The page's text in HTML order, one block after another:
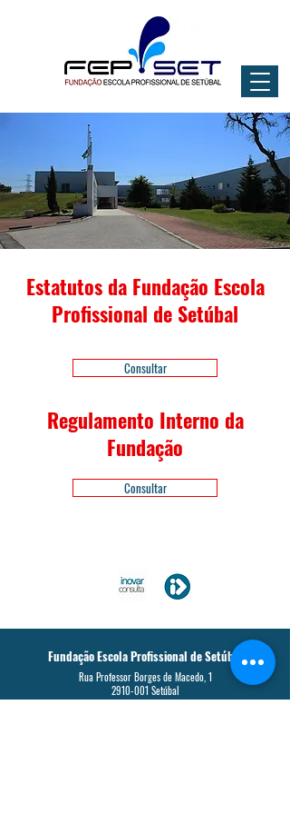
Estatutos da Fundação Escola
Profissional de Setúbal
Consultar
Regulamento Interno da
Fundação
Consultar
Fundação Escola Profissional de Setúbal
Rua Professor Borges de Macedo, 1
2910-001 Setúbal